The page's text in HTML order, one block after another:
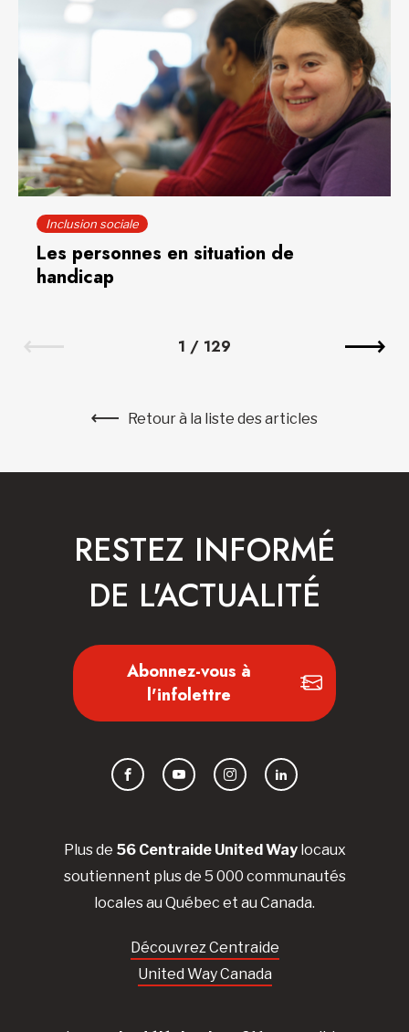
Inclusion sociale
Les personnes en situation de
handicap
1 / 129
Retour à la liste des articles
Plus de 56 Centraide United Waylocaux
soutiennent plus de 5 000 communautés
locales au Québec et au Canada.
Découvrez Centraide
United Way Canada
RESTEZ INFORMÉ
DE L'ACTUALITÉ
Abonnez-vous à
l'infolettre
FacebookYouTubeInstagramLinkedIn